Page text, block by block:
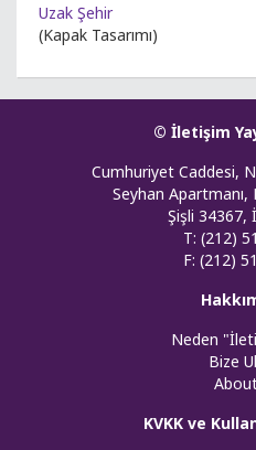
Uzak Şehir
(Kapak Tasarımı)
© İletişim
Cumhuriyet Caddesi,
Seyhan
Şişli 34367,
T: (212)
F: (212)
Neden
Bize
KVKK ve